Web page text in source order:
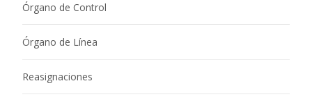
Órgano de Control
Órgano de Línea
Reasignaciones